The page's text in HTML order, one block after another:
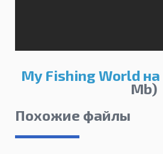
My Fishing World
Mb)
Похожие файлы